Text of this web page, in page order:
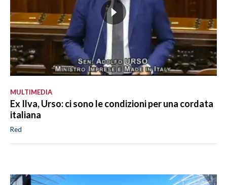
MULTIMEDIA
Ex Ilva, Urso: ci sono le condizioni per una cordata
italiana
Red